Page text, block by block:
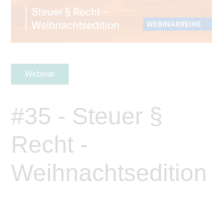
Webinar
#35 - Steuer §
Recht -
Weihnachtsedition